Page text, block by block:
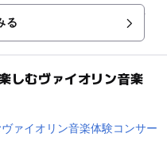
聴かせてあげたい、そんな
る
むヴァイオリン音楽